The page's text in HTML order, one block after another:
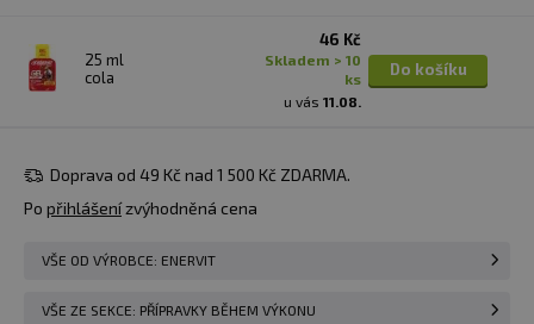
25 ml
cola
46 Kč
skladem > 10
ks
u vás 11.08.
Do košíku
Doprava od 49 Kč nad 1 500 Kč ZDARMA.
Po přihlášenízvýhodněná cena
VŠE OD VÝROBCE: ENERVIT
VŠE ZE SEKCE: PŘÍPRAVKY BĚHEM VÝKONU